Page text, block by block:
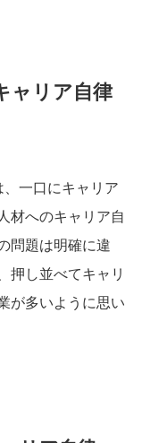
ャリア自律
一口にキャリア
材へのキャリア自
問題は明確に違
押し並べてキャリ
が多いように思い